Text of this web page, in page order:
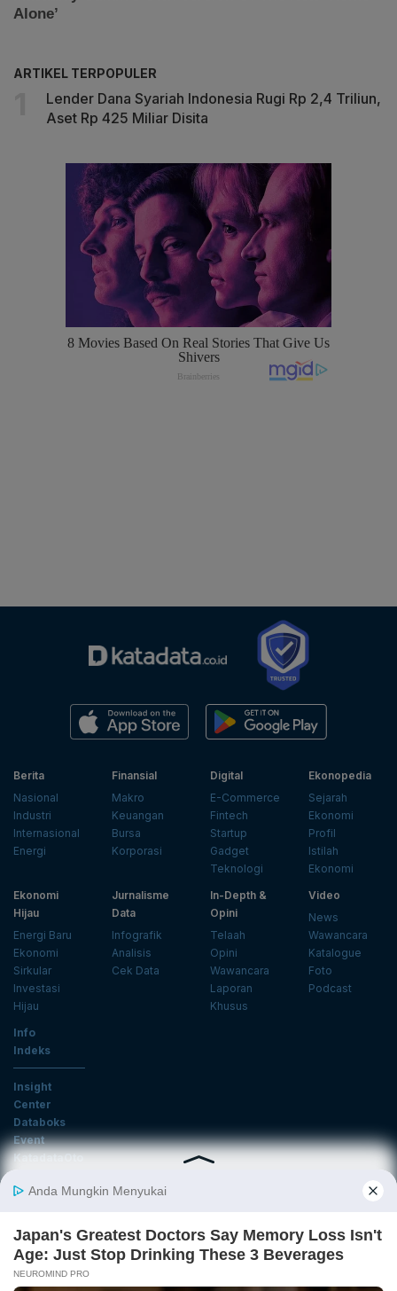
ARTIKEL TERPOPULER
Lender Dana Syariah Indonesia Rugi Rp 2,4 Triliun,
Aset Rp 425 Miliar Disita
Berita
Nasional
Industri
Internasional
Energi
Finansial
Makro
Keuangan
Bursa
Korporasi
Digital
E-Commerce
Fintech
Startup
Gadget
Teknologi
Ekonopedia
Sejarah
Ekonomi
Profil
Istilah
Ekonomi
Ekonomi
Hijau
Energi Baru
Ekonomi
Sirkular
Investasi
Hijau
Jurnalisme
Data
Infografik
Analisis
Cek Data
In-Depth &
Opini
Telaah
Opini
Wawancara
Laporan
Khusus
Video
News
Wawancara
Katalogue
Foto
Podcast
Info
Indeks
Insight
Center
Databoks
Event
KatadataOto
Email
Daftar